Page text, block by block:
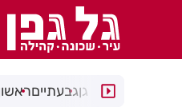
רמת גןגבעתיים